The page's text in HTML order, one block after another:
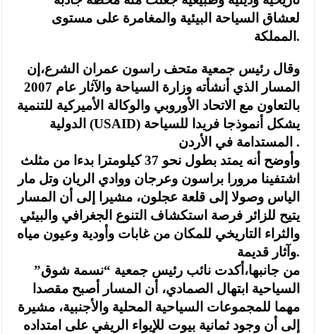
لعشاق السياحة البيئية والمغامرة على مستوى
المملكة.
وقال رئيس جمعية متحف راسون عمران الشرع،إن
المسار الذي أنشأته وزارة السياحة والآثار عام 2007
بالتعاون مع الاتحاد الأوروبي والوكالة الأميركية للتنمية
الدولية (USAID) يشكل أنموذجا فريدا للسياحة
المستدامة في الأردن .
وأوضح أنه يمتد بطول نحو 37 كيلومترا بدءا من مثلث
اشتفينا مرورا براسون وعرجان ووادي الريان وتل مار
الياس وصولا إلى قلعة عجلون، مشيرا إلى أن المسار
يتيح للزائر فرصة استكشاف التنوع الجغرافي والبيئي
والثراء التاريخي للمكان من غابات وأودية وعيون مياه
وآثار قديمة.
من جانبها،أكدت نائب رئيس جمعية “نسمة شوق”
السياحية ابتهال الصمادي، أن المسار أصبح مقصدا
مهما للمجموعات السياحية المحلية والأجنبية، مشيرة
إلى أن وجود ثمانية بيوت للإيواء الريفي على امتداده